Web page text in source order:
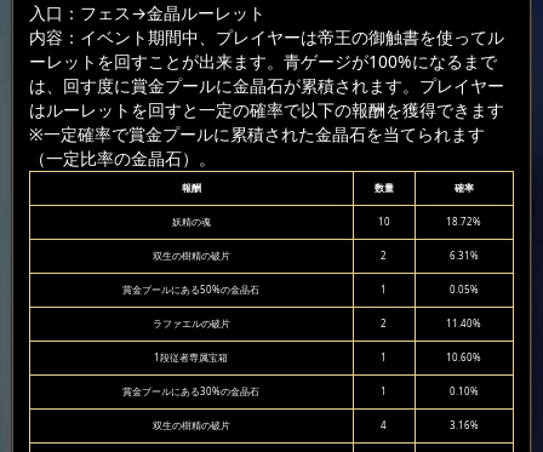
入口：フェス→金晶ルーレット
内容：イベント期間中、プレイヤーは帝王の御触書を使ってル
ーレットを回すことが出来ます。青ゲージが100%になるまで
は、回す度に賞金プールに金晶石が累積されます。プレイヤー
はルーレットを回すと一定の確率で以下の報酬を獲得できます
※一定確率で賞金プールに累積された金晶石を当てられます
（一定比率の金晶石）。
報酬 数量 確率
妖精の魂 10 18.72%
双生の樹精の破片 2 6.31%
賞金プールにある50%の金晶石 1 0.05%
ラファエルの破片 2 11.40%
1段従者専属宝箱 1 10.60%
賞金プールにある30%の金晶石 1 0.10%
双生の樹精の破片 4 3.16%